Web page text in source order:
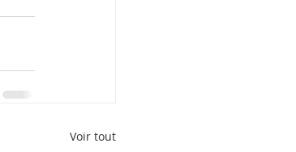
Voir tout